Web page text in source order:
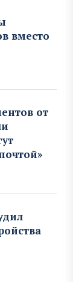
вместо
от